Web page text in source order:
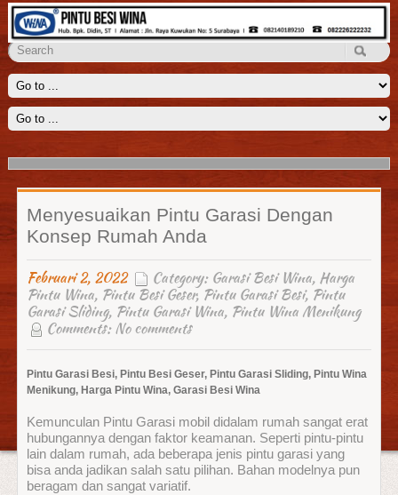
Penyekat Ruangan Wina
Kami menyediakan solusi untuk menyekat ruangan yang luas seperti
ruang keluarga, aula, lobi dengan sebuah penyekat ruangan
More
Menyesuaikan Pintu Garasi Dengan
Konsep Rumah Anda
Februari 2, 2022 Category: Garasi Besi Wina, Harga
Pintu Wina, Pintu Besi Geser, Pintu Garasi Besi, Pintu
Garasi Sliding, Pintu Garasi Wina, Pintu Wina Menikung
Comments: No comments
Pintu Garasi Besi, Pintu Besi Geser, Pintu Garasi Sliding, Pintu Wina
Menikung, Harga Pintu Wina, Garasi Besi Wina
Kemunculan Pintu Garasi mobil didalam rumah sangat erat
hubungannya dengan faktor keamanan. Seperti pintu-pintu
lain dalam rumah, ada beberapa jenis pintu garasi yang
bisa anda jadikan salah satu pilihan. Bahan modelnya pun
beragam dan sangat variatif.